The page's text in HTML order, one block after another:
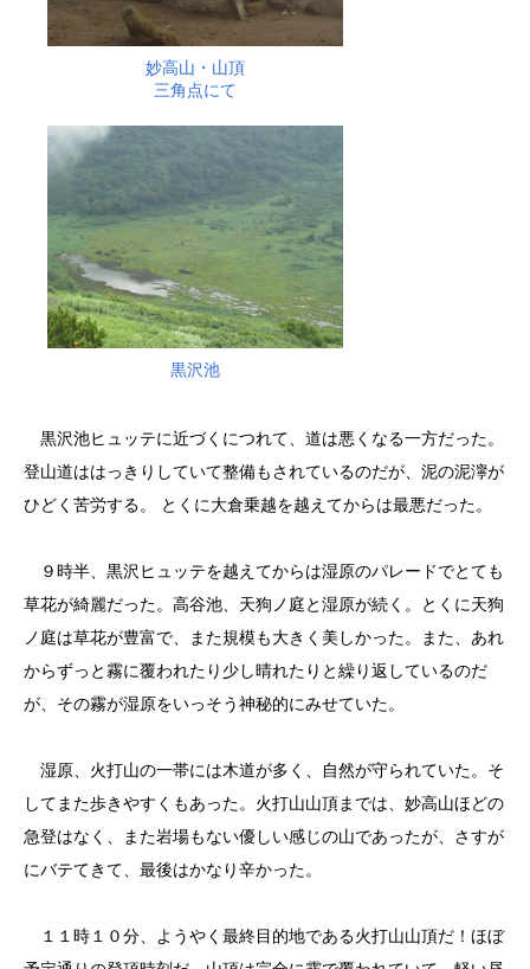
妙高山・山頂
三角点にて
黒沢池
黒沢池ヒュッテに近づくにつれて、道は悪くなる一方だった。
登山道ははっきりしていて整備もされているのだが、泥の泥濘が
ひどく苦労する。 とくに大倉乗越を越えてからは最悪だった。
９時半、黒沢ヒュッテを越えてからは湿原のパレードでとても
草花が綺麗だった。高谷池、天狗ノ庭と湿原が続く。とくに天狗
ノ庭は草花が豊富で、また規模も大きく美しかった。また、あれ
からずっと霧に覆われたり少し晴れたりと繰り返しているのだ
が、その霧が湿原をいっそう神秘的にみせていた。
湿原、火打山の一帯には木道が多く、自然が守られていた。そ
してまた歩きやすくもあった。火打山山頂までは、妙高山ほどの
急登はなく、また岩場もない優しい感じの山であったが、さすが
にバテてきて、最後はかなり辛かった。
１１時１０分、ようやく最終目的地である火打山山頂だ！ほぼ